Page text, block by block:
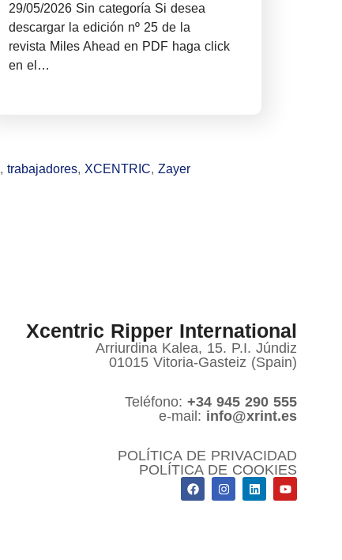
29/05/2026 Sin categoría Si desea
descargar la edición nº 25 de la
revista Miles Ahead en PDF haga click
en el…
, trabajadores, XCENTRIC, Zayer
Xcentric Ripper International
Arriurdina Kalea, 15. P.I. Júndiz
01015 Vitoria-Gasteiz (Spain)
Teléfono: +34 945 290 555
e-mail: info@xrint.es
POLÍTICA DE PRIVACIDAD
POLÍTICA DE COOKIES